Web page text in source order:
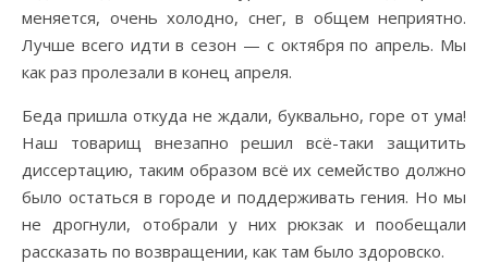
меняется, очень холодно, снег, в общем неприятно.
Лучше всего идти в сезон — с октября по апрель. Мы
как раз пролезали в конец апреля.
Беда пришла откуда не ждали, буквально, горе от ума!
Наш товарищ внезапно решил всё-таки защитить
диссертацию, таким образом всё их семейство должно
было остаться в городе и поддерживать гения. Но мы
не дрогнули, отобрали у них рюкзак и пообещали
рассказать по возвращении, как там было здоровско.